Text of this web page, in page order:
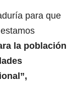
para que
la población